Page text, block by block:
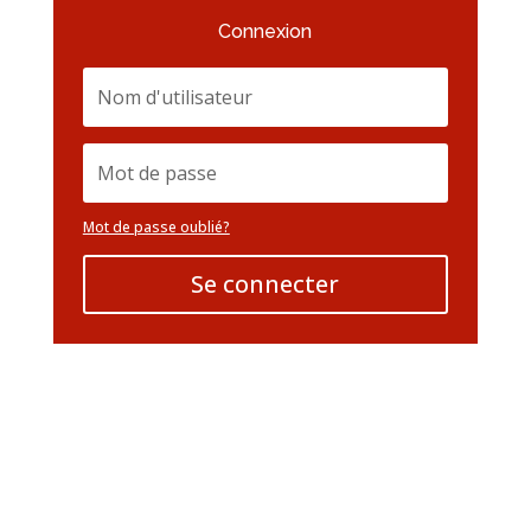
Connexion
Mot de passe oublié?
Se connecter